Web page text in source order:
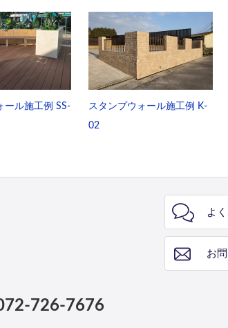
ール施工例 SS-
スタンプウォール施工例 K-
02
726-7676
よ
お